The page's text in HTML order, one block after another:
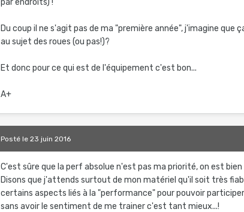
Du coup il ne s'agit pas de ma "première année", j'imagine
au sujet des roues (ou pas!)?
Et donc pour ce qui est de l'équipement c'est bon...
A+
Postéle 23 juin 2016
C'est sûre que la perf absolue n'est pas ma priorité, on est
Disons que j'attends surtout de mon matériel qu'il soit très
certains aspects liés à la "performance" pour pouvoir
sans avoir le sentiment de me trainer c'est tant mieux...!